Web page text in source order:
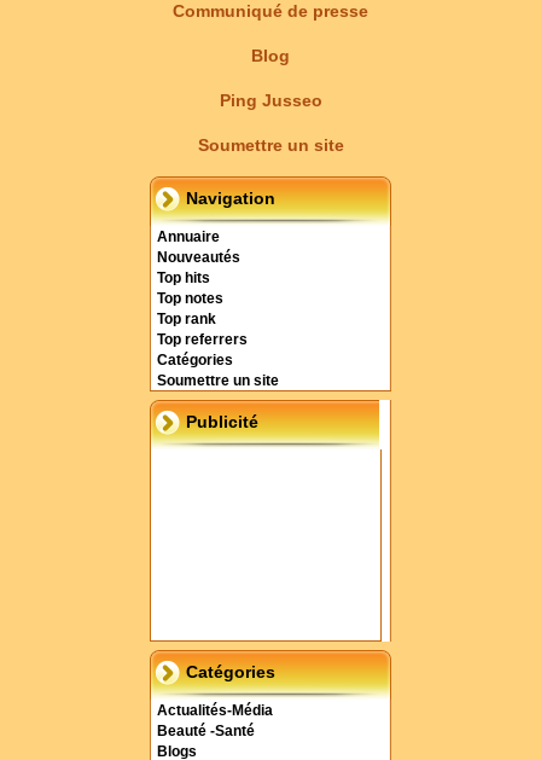
Communiqué de presse
Blog
Ping Jusseo
Soumettre un site
Navigation
Annuaire
Nouveautés
Top hits
Top notes
Top rank
Top referrers
Catégories
Soumettre un site
Publicité
Catégories
Actualités-Média
Beauté -Santé
Blogs